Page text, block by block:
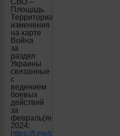
СВО –
Площадь.
Территориальные
изменения
на карте
Война
за
раздел
Украины
связанные
с
ведением
боевых
действий
за
февраль(январь)
2024:
https://t.me/creamy_caprice/4600